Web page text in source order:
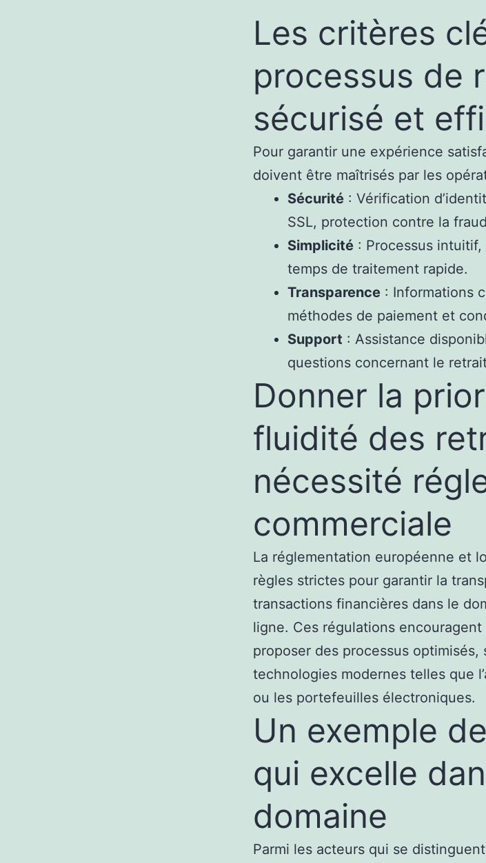
Les critères
processus de
sécurisé et
Pour garantir une expérience
doivent être maîtrisés par les
Sécurité : Vérification
SSL, protection contre la
Simplicité : Processus
temps de traitement rapide.
Transparence : Informations
méthodes de paiement et
Support : Assistance
questions concernant le
Donner la
fluidité des
nécessité
commerciale
La réglementation européenne et
règles strictes pour garantir la
transactions financières dans le
ligne. Ces régulations
proposer des processus optimisés,
technologies modernes telles que
ou les portefeuilles électroniques.
Un exemple
qui excelle
domaine
Parmi les acteurs qui se